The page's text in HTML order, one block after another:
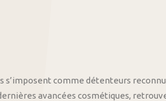
s’imposent comme détenteurs
avancées cosmétiques,